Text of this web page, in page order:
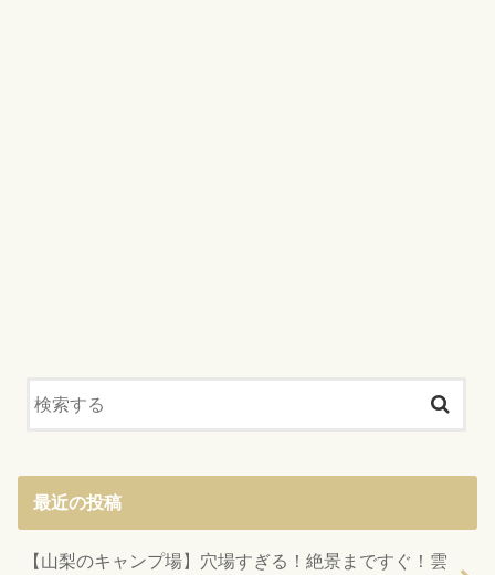
最近の投稿
【山梨のキャンプ場】穴場すぎる！絶景まですぐ！雲